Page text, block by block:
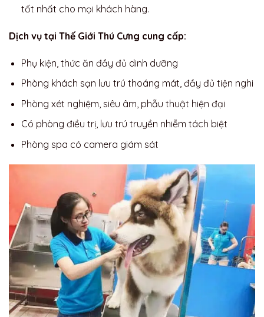
tốt nhất cho mọi khách hàng.
Dịch vụ tại Thế Giới Thú Cưng cung cấp:
Phụ kiện, thức ăn đầy đủ dinh dưỡng
Phòng khách sạn lưu trú thoáng mát, đầy đủ tiện nghi
Phòng xét nghiệm, siêu âm, phẫu thuật hiện đại
Có phòng điều trị, lưu trú truyền nhiễm tách biệt
Phòng spa có camera giám sát